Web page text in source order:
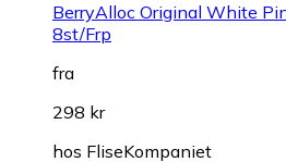
BerryAlloc Original White
8st/Frp
fra
298 kr
hos FliseKompaniet